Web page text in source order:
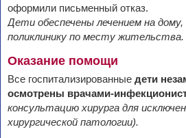
оформили письменный отказ.
Дети обеспечены лечением на
поликлинику по месту жительства.
Оказание помощи
Все госпитализированные дети
осмотрены врачами-
консультацию хирурга для
хирургической патологии).